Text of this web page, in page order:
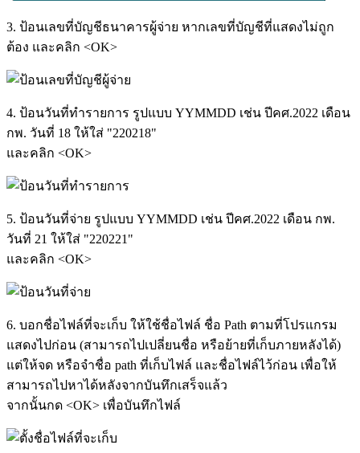
3. ป้อนเลขที่บัญชีธนาคารผู้จ่าย หากเลขที่บัญชีที่แสดงไม่ถูก
ต้อง และคลิก <OK>
4. ป้อนวันที่ทำรายการ รูปแบบ YYMMDD เช่น ปีคศ.2022 เดือน
กพ. วันที่ 18 ให้ใส่ "220218"
และคลิก <OK>
5. ป้อนวันที่จ่าย รูปแบบ YYMMDD เช่น ปีคศ.2022 เดือน กพ.
วันที่ 21 ให้ใส่ "220221"
และคลิก <OK>
6. บอกชื่อไฟล์ที่จะเก็บ ให้ใช้ชื่อไฟล์ ชื่อ Path ตามที่โปรแกรม
แสดงไปก่อน (สามารถไปเปลี่ยนชื่อ หรือย้ายที่เก็บภายหลังได้)
แต่ให้จด หรือจำชื่อ path ที่เก็บไฟล์ และชื่อไฟล์ไว้ก่อน เพื่อให้
สามารถไปหาได้หลังจากบันทึกเสร็จแล้ว
จากนั้นกด <OK> เพื่อบันทึกไฟล์